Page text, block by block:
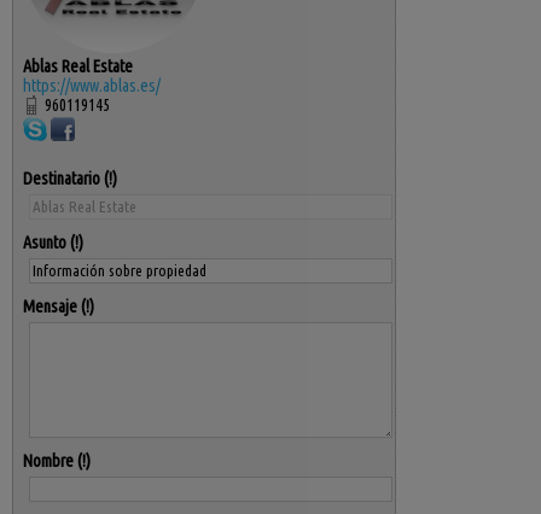
Ablas Real Estate
https://www.ablas.es/
960119145
Destinatario
Asunto
Mensaje
Nombre